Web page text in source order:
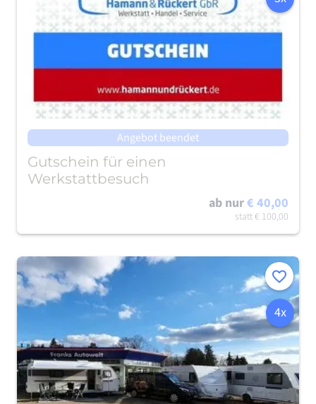
Angebot beendet
Gutschein für einen
Werkstattbesuch
ab nur€ 40,00
statt€ 100,00
Merken
4x